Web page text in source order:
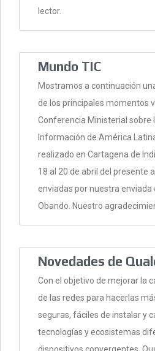
lector.
Mundo TIC
Mostramos a continuación
de los principales momentos
Conferencia Ministerial sobre
Información de América
realizado en Cartagena de
18 al 20 de abril del presente
enviadas por nuestra enviada
Obando. Nuestro
Novedades de
Con el objetivo de mejorar la
de las redes para hacerlas
seguras, fáciles de instalar y
tecnologías y ecosistemas